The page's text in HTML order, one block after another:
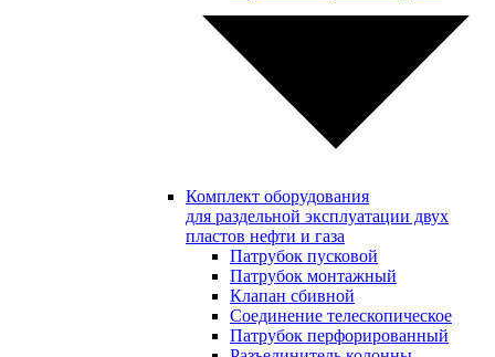
Комплект оборудования
для раздельной эксплуатации двух
пластов нефти и газа
Патрубок пусковой
Патрубок монтажный
Клапан сбивной
Соединение телескопическое
Патрубок перфорированный